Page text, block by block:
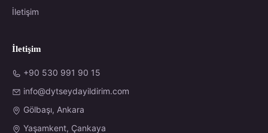
İletişim
İletişim
+90 530 991 90 15
info@dytseydayildirim.com
Gölbaşı, Ankara
Yaşamkent, Çankaya